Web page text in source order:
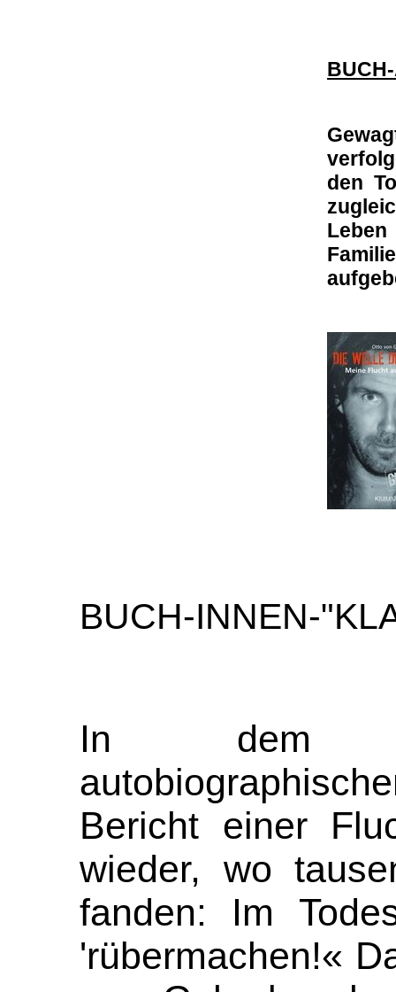
den
BUCH-INNEN-
In dem
Bericht einer
wieder, wo
fanden: Im
'rübermachen!«